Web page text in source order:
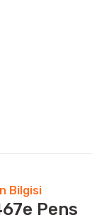
Bilgisi
Pens